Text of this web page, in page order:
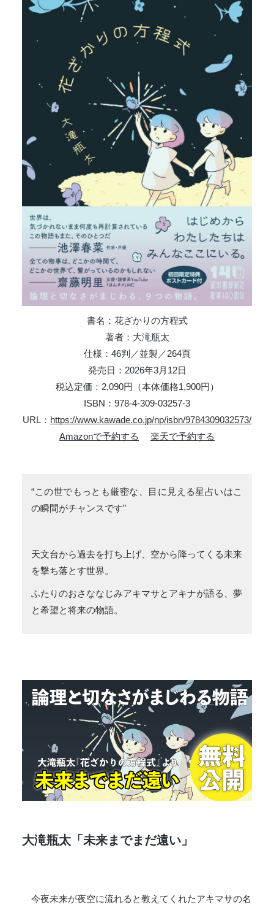
書名：花ざかりの方程式
著者：大滝瓶太
仕様：46判／並製／264頁
発売⽇：2026年3⽉12日
税込定価：2,090円（本体価格1,900円）
ISBN：978-4-309-03257-3
URL： https://www.kawade.co.jp/np/isbn/9784309032573/
Amazonで予約する
楽天で予約する
“この世でもっとも厳密な、目に見える星占いはこ
の瞬間がチャンスです”
天文台から過去を打ち上げ、空から降ってくる未来
を撃ち落とす世界。
ふたりのおさななじみアキマサとアキナが語る、夢
と希望と将来の物語。
大滝瓶太「未来までまだ遠い」
今夜未来が夜空に流れると教えてくれたアキマサの名